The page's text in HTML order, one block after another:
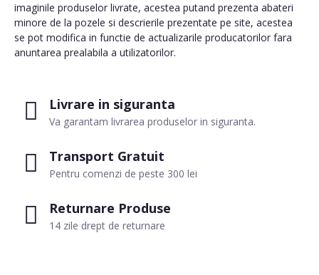
Livrare in siguranta
Va garantam livrarea produselor in siguranta.
Transport Gratuit
Pentru comenzi de peste 300 lei
Returnare Produse
14 zile drept de returnare
imaginile produselor livrate, acestea putand prezenta abateri
minore de la pozele si descrierile prezentate pe site, acestea
se pot modifica in functie de actualizarile producatorilor fara
anuntarea prealabila a utilizatorilor.